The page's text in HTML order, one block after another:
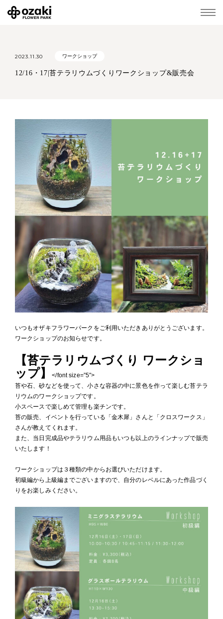
2023.11.30 ワークショップ
12/16・17|苔テラリウムづくりワークショップ&販売会
いつもオザキフラワーパークをご利用いただきありがとうございます。
ワークショップのお知らせです。
【苔テラリウムづくり ワークショ
ップ】</font size=”5″>
苔や石、砂などを使って、小さな容器の中に景色を作って楽しむ苔テラ
リウムのワークショップです。
小スペースで楽しめて管理も楽チンです。
苔の販売、イベントを行っている「金木犀」さんと「クロスワークス」
さんが教えてくれます。
また、当日完成品やテラリウム用品もいつも以上のラインナップで販売
いたします！
ワークショップは３種類の中からお選びいただけます。
初級編から上級編までございますので、自分のレベルにあった作品づく
りをお楽しみください。